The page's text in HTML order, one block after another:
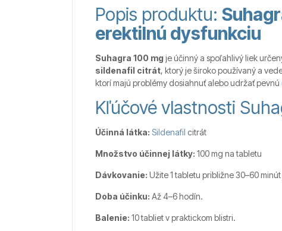
Popis produktu:
erektilnú dysfunkciu
Suhagra 100 mg je účinný a spoľahlivý liek
sildenafil citrát, ktorý je široko používaný a
ktorí majú problémy dosiahnuť alebo udržať pevnú
Kľúčové vlastnosti
Účinná látka: Sildenafil citrát
Množstvo účinnej látky: 100 mg na tabletu
Dávkovanie: Užite 1 tabletu približne 30–60
Doba účinku: Až 4–6 hodín.
Balenie: 10 tabliet v praktickom blistri.